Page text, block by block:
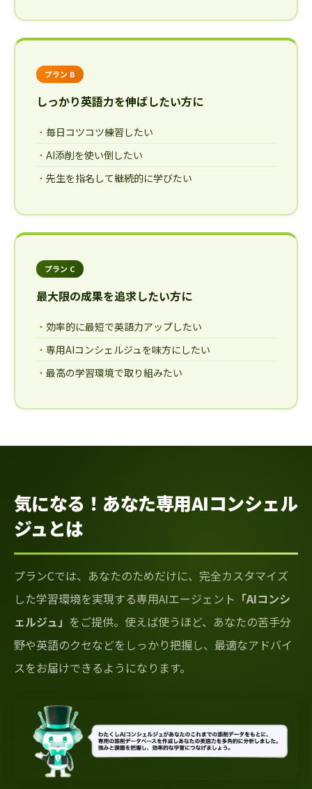
プラン B
しっかり英語力を伸ばしたい方に
毎日コツコツ練習したい
AI添削を使い倒したい
先生を指名して継続的に学びたい
プラン C
最大限の成果を追求したい方に
効率的に最短で英語力アップしたい
専用AIコンシェルジュを味方にしたい
最高の学習環境で取り組みたい
気になる！あなた専用AIコンシェル
ジュとは
プランCでは、あなたのためだけに、完全カスタマイズ
した学習環境を実現する専用AIエージェント 「AIコンシ
ェルジュ」 をご提供。使えば使うほど、あなたの苦手分
野や英語のクセなどをしっかり把握し、最適なアドバイ
スをお届けできるようになります。